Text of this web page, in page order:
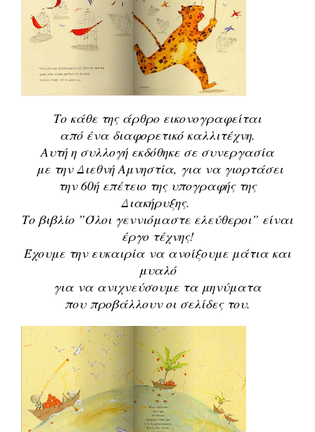
Tο κάθε της άρθρο εικονογραφείται
από ένα διαφορετικό καλλιτέχνη.
Αυτή η συλλογή εκδόθηκε σε συνεργασία
με την Διεθνή Αμνηστία, για να γιορτάσει
την 60ή επέτειο της υπογραφής της
Διακήρυξης.
Το βιβλίο ”Όλοι γεννιόμαστε ελεύθεροι” είναι
έργο τέχνης!
Έχουμε την ευκαιρία να ανοίξουμε μάτια και
μυαλό
για να ανιχνεύσουμε τα μηνύματα
που προβάλλουν οι σελίδες του.